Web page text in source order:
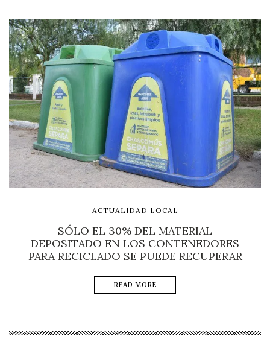
ACTUALIDAD LOCAL
SÓLO EL 30% DEL MATERIAL
DEPOSITADO EN LOS CONTENEDORES
PARA RECICLADO SE PUEDE RECUPERAR
READ MORE